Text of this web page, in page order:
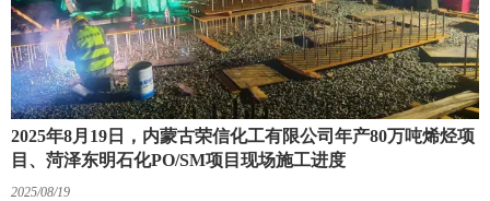
2025年8月19日，内蒙古荣信化工有限公司年产80万吨烯烃项
目、菏泽东明石化PO/SM项目现场施工进度
2025/08/19